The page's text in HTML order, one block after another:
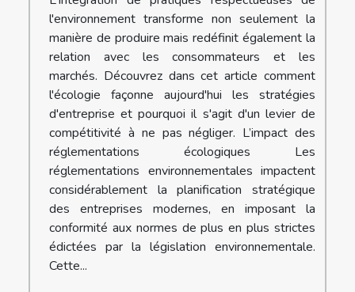
l'environnement transforme non seulement la
manière de produire mais redéfinit également la
relation avec les consommateurs et les
marchés. Découvrez dans cet article comment
l'écologie façonne aujourd'hui les stratégies
d'entreprise et pourquoi il s'agit d'un levier de
compétitivité à ne pas négliger. L’impact des
réglementations écologiques Les
réglementations environnementales impactent
considérablement la planification stratégique
des entreprises modernes, en imposant la
conformité aux normes de plus en plus strictes
édictées par la législation environnementale.
Cette...